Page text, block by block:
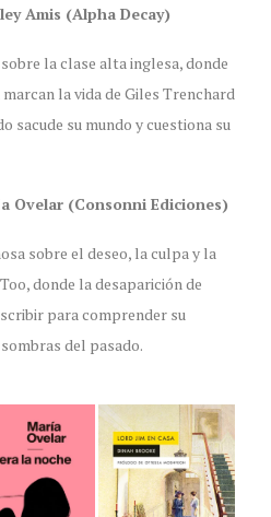
Amis (Alpha Decay)
la clase alta inglesa, donde
la vida de Giles Trenchard
sacude su mundo y cuestiona su
Ovelar (Consonni Ediciones)
sobre el deseo, la culpa y la
donde la desaparición de
para comprender su
del pasado.